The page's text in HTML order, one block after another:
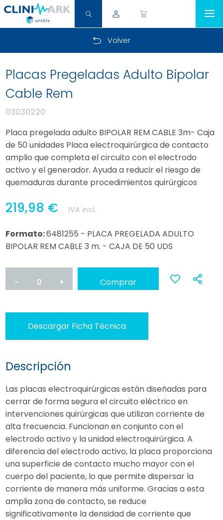
Volver
Placas Pregeladas Adulto Bipolar
Cable Rem
03030220
Placa pregelada adulto BIPOLAR REM CABLE 3m- Caja
de 50 unidades Placa electroquirúrgica de contacto
amplio que completa el circuito con el electrodo
activo y el generador. Ayuda a reducir el riesgo de
quemaduras durante procedimientos quirúrgicos
219,98 € IVA incl.
Formato:6481255 - PLACA PREGELADA ADULTO
BIPOLAR REM CABLE 3 m. - CAJA DE 50 UDS
- 0 + Comprar
Descargar Ficha Técnica
Descripción
Las placas electroquirúrgicas están diseñadas para
cerrar de forma segura el circuito eléctrico en
intervenciones quirúrgicas que utilizan corriente de
alta frecuencia. Funcionan en conjunto con el
electrodo activo y la unidad electroquirúrgica. A
diferencia del electrodo activo, la placa proporciona
una superficie de contacto mucho mayor con el
cuerpo del paciente, lo que permite dispersar la
corriente de manera más uniforme. Gracias a esta
amplia zona de contacto, se reduce
significativamente la densidad de corriente que